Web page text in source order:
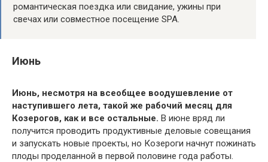
романтическая поездка или свидание, ужины при
свечах или совместное посещение SPA.
Июнь
Июнь, несмотря на всеобщее воодушевление от
наступившего лета, такой же рабочий месяц для
Козерогов, как и все остальные. В июне вряд ли
получится проводить продуктивные деловые совещания
и запускать новые проекты, но Козероги начнут пожинать
плоды проделанной в первой половине года работы.